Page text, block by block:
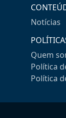
Notícias
Quem
Política
Política